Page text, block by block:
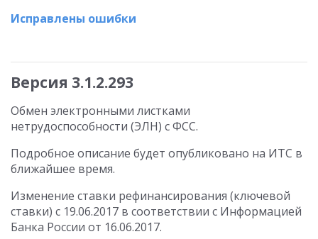
Исправлены ошибки
Версия 3.1.2.293
Обмен электронными листками
нетрудоспособности (ЭЛН) с ФСС.
Подробное описание будет опубликовано на ИТС в
ближайшее время.
Изменение ставки рефинансирования (ключевой
ставки) с 19.06.2017 в соответствии с Информацией
Банка России от 16.06.2017.